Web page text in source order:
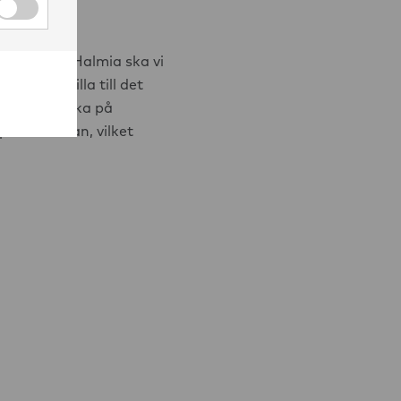
I IS Halmia ska vi
från det lilla till det
till att åka på
damsidan, vilket
för anpassade annonser kryssruta